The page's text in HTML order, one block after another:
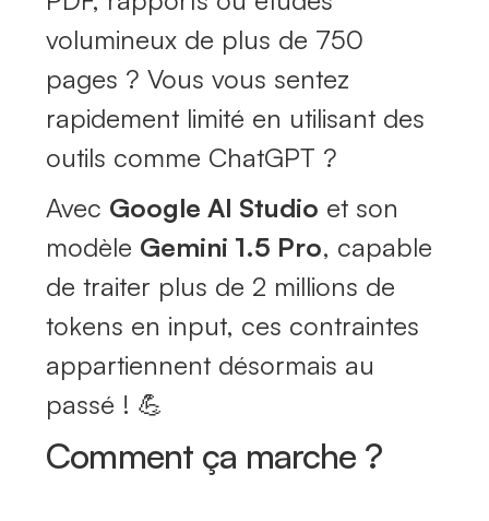
volumineux de plus de 750
pages ? Vous vous sentez
rapidement limité en utilisant des
outils comme ChatGPT ?
Avec Google AI Studio et son
modèle Gemini 1.5 Pro, capable
de traiter plus de 2 millions de
tokens en input, ces contraintes
appartiennent désormais au
passé ! 💪
Comment ça marche ?